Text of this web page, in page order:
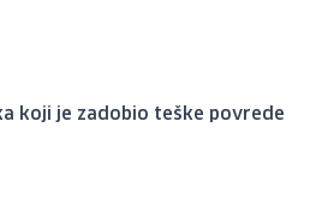
koji je zadobio teške povrede